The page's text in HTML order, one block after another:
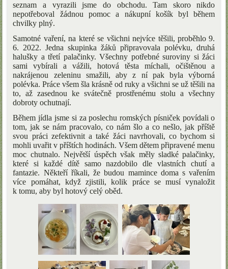
seznam a vyrazili jsme do obchodu. Tam skoro nikdo
nepotřeboval žádnou pomoc a nákupní košík byl během
chvilky plný.
Samotné vaření, na které se všichni nejvíce těšili, proběhlo 9.
6. 2022. Jedna skupinka žáků připravovala polévku, druhá
halušky a třetí palačinky. Všechny potřebné suroviny si žáci
sami vybírali a vážili, hotová těsta míchali, očištěnou a
nakrájenou zeleninu smažili, aby z ní pak byla výborná
polévka. Práce všem šla krásně od ruky a všichni se už těšili na
to, až zasednou ke svátečně prostřenému stolu a všechny
dobroty ochutnají.
Během jídla jsme si za poslechu romských písniček povídali o
tom, jak se nám pracovalo, co nám šlo a co nešlo, jak příště
svou práci zefektivnit a také žáci navrhovali, co bychom si
mohli uvařit v příštích hodinách. Všem dětem připravené menu
moc chutnalo. Největší úspěch však měly sladké palačinky,
které si každé dítě samo nazdobilo dle vlastních chutí a
fantazie. Někteří říkali, že budou mamince doma s vařením
více pomáhat, když zjistili, kolik práce se musí vynaložit
k tomu, aby byl hotový celý oběd.